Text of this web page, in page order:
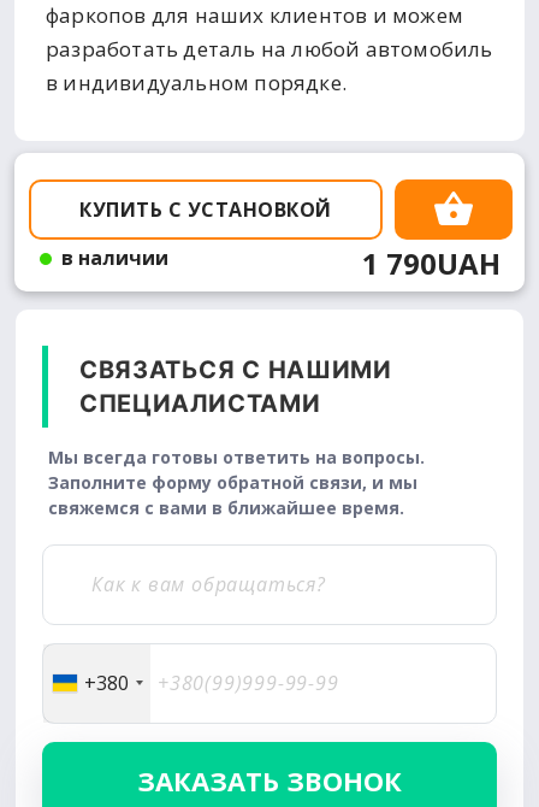
фаркопов для наших клиентов и можем
разработать деталь на любой автомобиль
в индивидуальном порядке.
КУПИТЬ С УСТАНОВКОЙ
в наличии
1 790UAH
СВЯЗАТЬСЯ С НАШИМИ
СПЕЦИАЛИСТАМИ
Мы всегда готовы ответить на вопросы.
Заполните форму обратной связи, и мы
свяжемся с вами в ближайшее время.
+380